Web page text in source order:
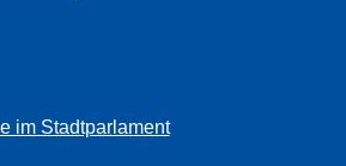
im Stadtparlament